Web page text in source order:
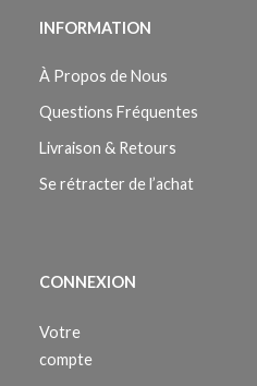
INFORMATION
À Propos de Nous
Questions Fréquentes
Livraison & Retours
Se rétracter de l’achat
CONNEXION
Votre
compte